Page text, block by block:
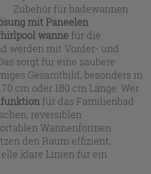
Zubehör für badewannen
mit Paneelen
wanne für die
werden mit Vorder- und
sorgt für eine saubere
Gesamtbild, besonders in
cm oder 180 cm Länge: Wer
für das Familienbad
reversiblen
Wannenformen.
den Raum effizient,
klare Linien für ein